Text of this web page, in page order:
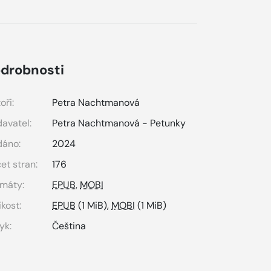
Petra Nachtmanová
Petra Nachtmanová - Petunky
2024
stran:
176
EPUB, MOBI
EPUB (1 MiB), MOBI (1 MiB)
Čeština